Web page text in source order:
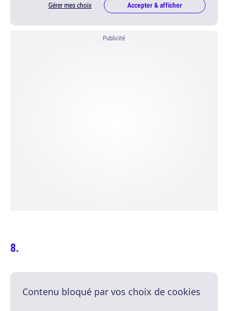
Gérer mes choix Accepter & afficher
Publicité
Contenu bloqué par vos choix de cookies